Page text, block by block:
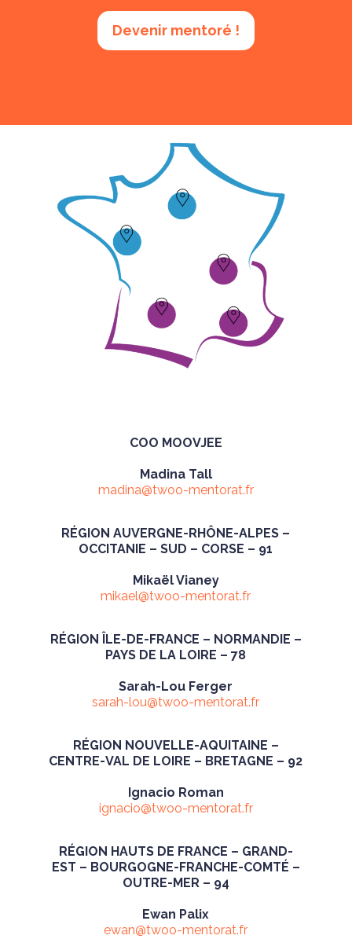
Devenir mentoré !
COO MOOVJEE
Madina Tall
madina@twoo-mentorat.fr
RÉGION AUVERGNE-RHÔNE-ALPES –
OCCITANIE – SUD – CORSE – 91
Mikaël Vianey
mikael@twoo-mentorat.fr
RÉGION ÎLE-DE-FRANCE – NORMANDIE –
PAYS DE LA LOIRE – 78
Sarah-Lou Ferger
sarah-lou@twoo-mentorat.fr
RÉGION NOUVELLE-AQUITAINE –
CENTRE-VAL DE LOIRE – BRETAGNE – 92
Ignacio Roman
ignacio@twoo-mentorat.fr
RÉGION HAUTS DE FRANCE – GRAND-
EST – BOURGOGNE-FRANCHE-COMT É –
OUTRE-MER – 94
Ewan Palix
ewan@twoo-mentorat.fr